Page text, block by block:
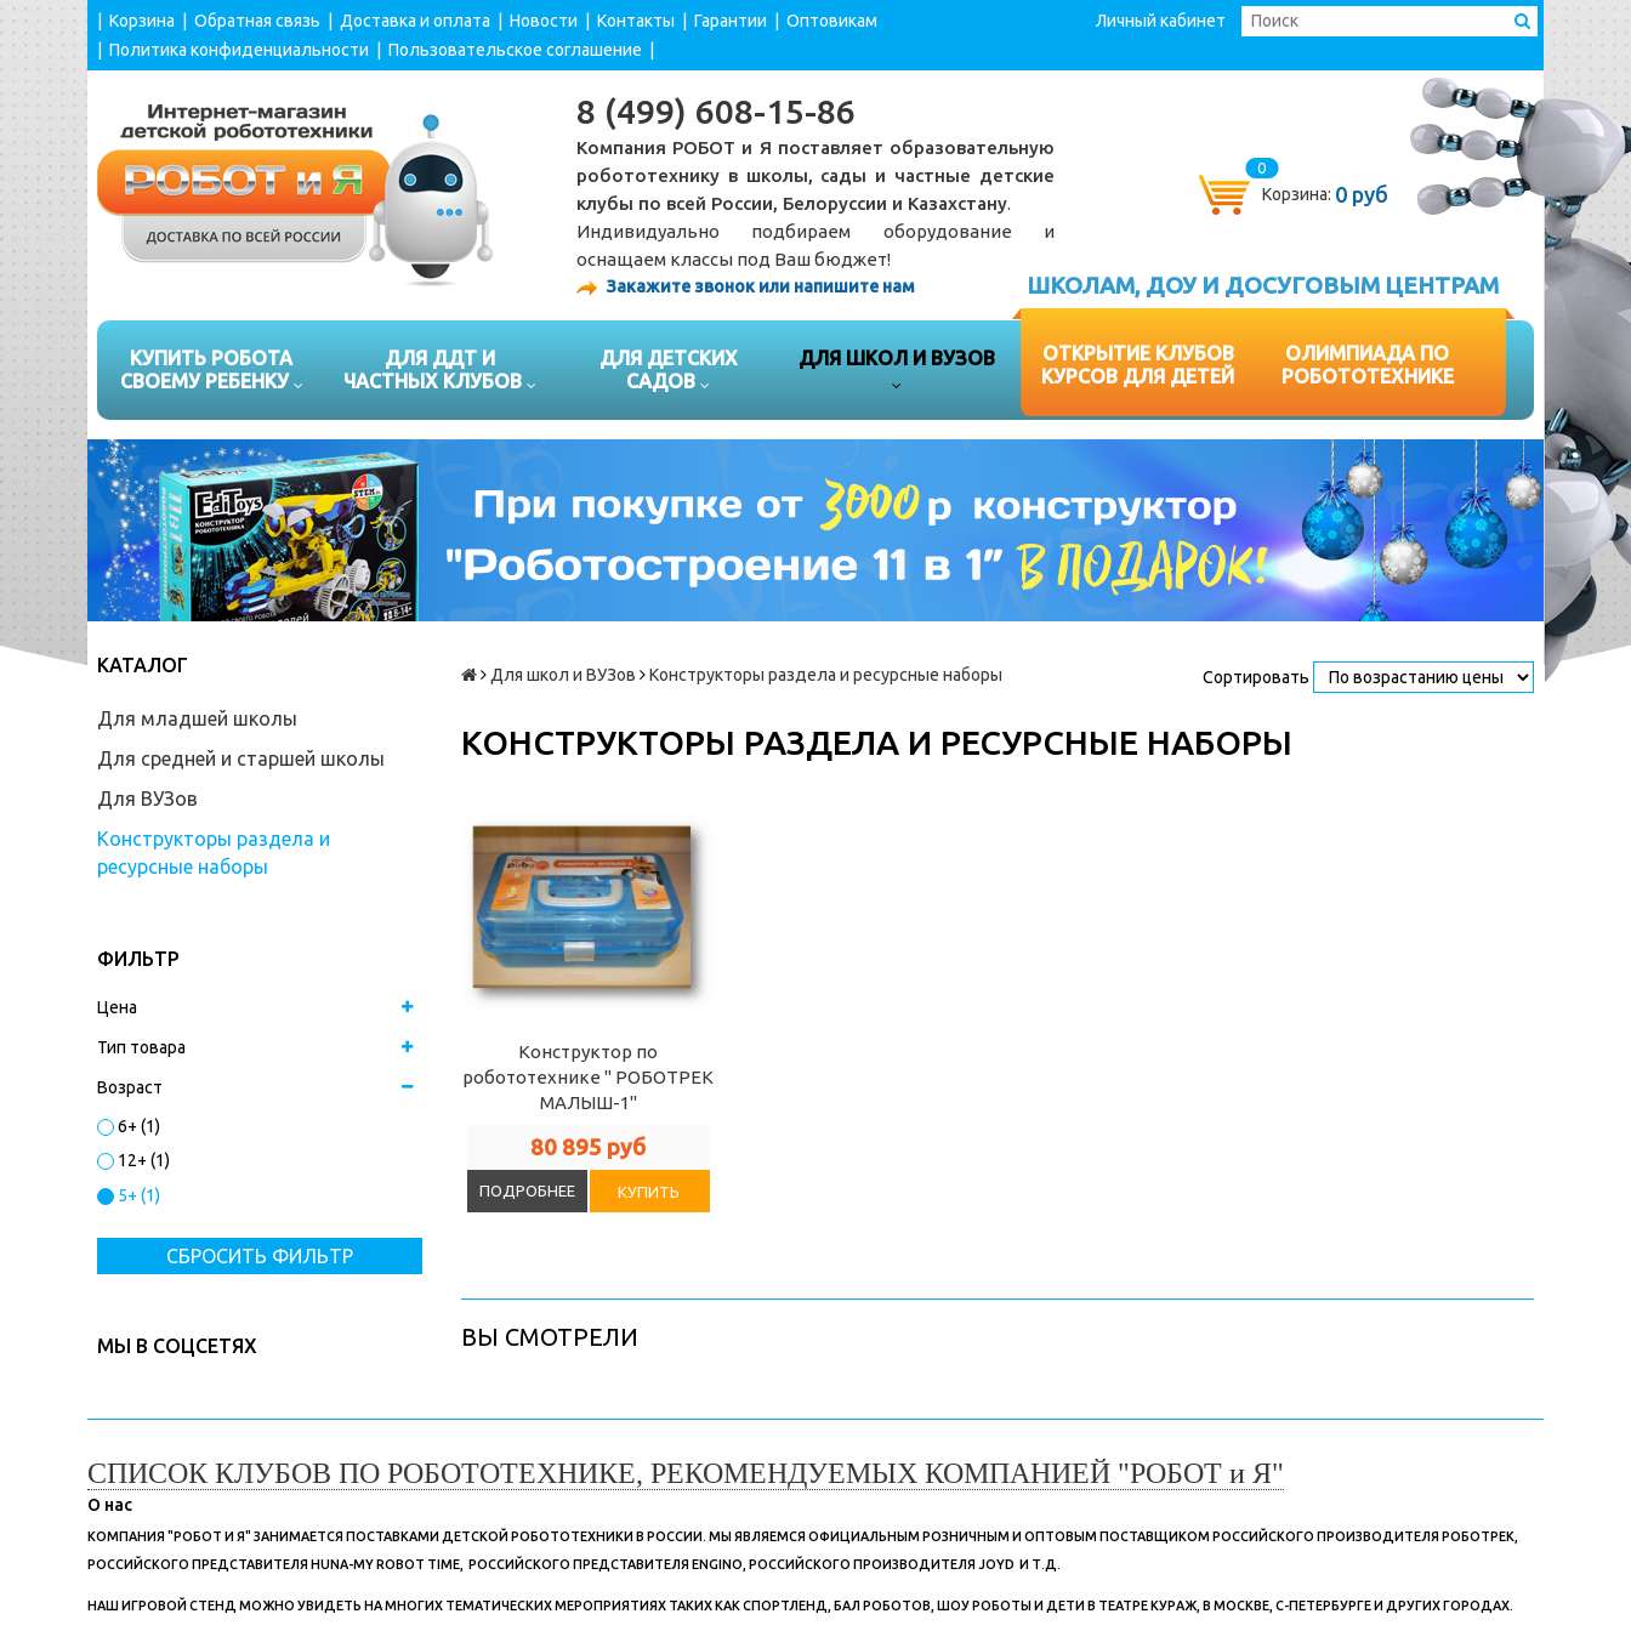
Корзина Обратная связь Доставка и оплата Новости Контакты Гарантии
Оптовикам
Политика конфиденциальности Пользовательское соглашение
Личный кабинет
8 (499) 608-15-86
Компания РОБОТ и Я поставляет образовательную
робототехнику в школы, сады и частные детские
клубы по всей России, Белоруссии и Казахстану.
Индивидуально подбираем оборудование и
оснащаем классы под Ваш бюджет!
Закажите звонок или напишите нам
0
Корзина: 0 руб
КУПИТЬ РОБОТА
СВОЕМУ РЕБЕНКУ
ДЛЯ ДДТ И
ЧАСТНЫХ КЛУБОВ
ДЛЯ ДЕТСКИХ
САДОВ
ДЛЯ ШКОЛ И ВУЗОВ
ШКОЛАМ, ДОУ И ДОСУГОВЫМ ЦЕНТРАМ
ОТКРЫТИЕ КЛУБОВ
КУРСОВ ДЛЯ ДЕТЕЙ
ОЛИМПИАДА ПО
РОБОТОТЕХНИКЕ
КАТАЛОГ
Для младшей школы
Для средней и старшей школы
Для ВУЗов
Конструкторы раздела и
ресурсные наборы
ФИЛЬТР
Цена
Тип товара
Возраст
6+ (1)
12+ (1)
5+ (1)
СБРОСИТЬ ФИЛЬТР
МЫ В СОЦСЕТЯХ
Для школ и ВУЗов Конструкторы раздела и ресурсные наборы Сортировать
КОНСТРУКТОРЫ РАЗДЕЛА И РЕСУРСНЫЕ НАБОРЫ
Конструктор по
робототехнике " РОБОТРЕК
МАЛЫШ-1"
80 895 руб
ПОДРОБНЕЕ КУПИТЬ
ВЫ СМОТРЕЛИ
СПИСОК КЛУБОВ ПО РОБОТОТЕХНИКЕ, РЕКОМЕНДУЕМЫХ КОМПАНИЕЙ "РОБОТ и Я"
О нас
КОМПАНИЯ "РОБОТ И Я" ЗАНИМАЕТСЯ ПОСТАВКАМИ ДЕТСКОЙ РОБОТОТЕХНИКИ В РОССИИ. МЫ ЯВЛЯЕМСЯ ОФИЦИАЛЬНЫМ РОЗНИЧНЫМ И ОПТОВЫМ ПОСТАВЩИКОМ РОССИЙСКОГО ПРОИЗВОДИТЕЛЯ РОБОТРЕК,
РОССИЙСКОГО ПРЕДСТАВИТЕЛЯ HUNA-MY ROBOT TIME, РОССИЙСКОГО ПРЕДСТАВИТЕЛЯ ENGINO, РОССИЙСКОГО ПРОИЗВОДИТЕЛЯ JOYD И Т.Д.
НАШ ИГРОВОЙ СТЕНД МОЖНО УВИДЕТЬ НА МНОГИХ ТЕМАТИЧЕСКИХ МЕРОПРИЯТИЯХ ТАКИХ КАК СПОРТЛЕНД, БАЛ РОБОТОВ, ШОУ РОБОТЫ И ДЕТИ В ТЕАТРЕ КУРАЖ, В МОСКВЕ, С-ПЕТЕРБУРГЕ И ДРУГИХ ГОРОДАХ.